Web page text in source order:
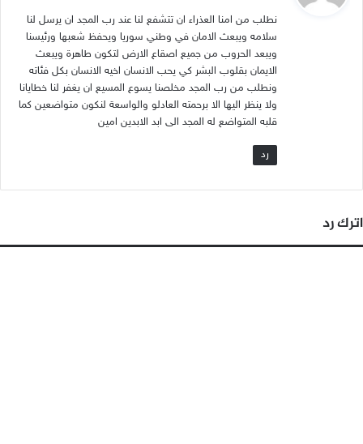
ل
نطلب من امنا العذراء ان تتشفع لنا عند رب المجد ان يرسل لنا
سلامه ويبعث الامان في وطني سوريا ويحفظ شعبها ورئيسنا
ويبعد الحروب من جميع اصقاع الارض لتكون طاهرة ويبعث
الايمان بقلوب البشر كي يحب الانسان اخيه الانسان بكل فئاته
ونطلب من رب المجد مخلصنا يسوع المسيع ان يغفر لنا خطايانا
ولا ينظر اليها الا برحمته العادلو والواسعة لنكون متواضعين كما
قلبه المتواضع له المجد الى ابد الابدين امين
رد
اترك رد